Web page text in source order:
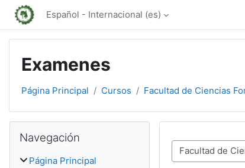
Salta al contenido principal
Español - Internacional ‎(es)‎
Examenes
Página Principal Cursos Facultad de Ciencias
Categorías
Bloques
Navegación
Página Principal